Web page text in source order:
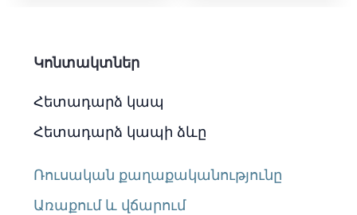
Կոնտակտներ
Հետադարձ կապ
Հետադարձ կապի ձևը
Ռուսական քաղաքականությունը
Առաքում և վճարում